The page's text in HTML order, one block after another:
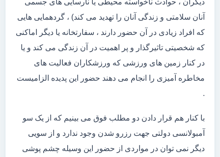
آنان سلامتی و زندگی آنان را تهدید می کند) ، گردهمایی هایی
که افراد زیادی در آن حضور دارند ، سفارتخانه یا دیگر اماکنی
که شخصیتی تاثیرگذار و پر اهمیت در آن زندگی می کند و یا
در کنار زمین های ورزشی که ورزشکاران فعالیت های
مخاطره آمیزی را انجام می دهند حضور این پدیده الزامیست
.
با کنار هم قرار دادن دو مطلب فوق می بینیم که از یک سو
آمبولانسی دولتی جهت رزرو شدن وجود ندارد و از سویی
دیگر نمی توان در مواردی از حضور این وسیله چشم پوشی